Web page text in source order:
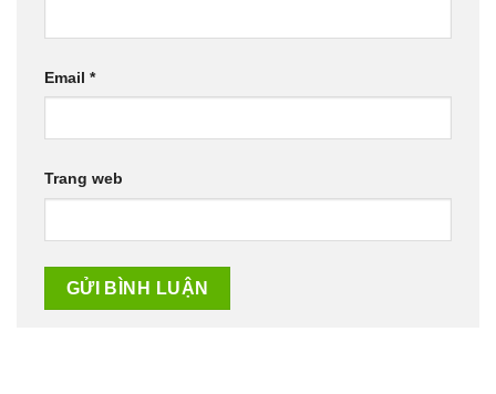
Email *
Trang web